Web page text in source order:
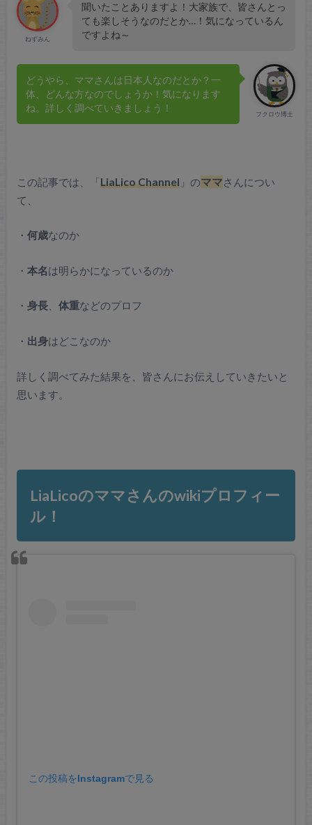
ねずみん
聞いたことありますよ！大家族で、皆さんとっ
ても楽しそうなのだとか…！気になっているん
ですよね～
フクロウ博士
どうやら、ママさんは日本人なのだとか？一
体、どんな方なのでしょうか！気になります
ね。詳しく調べていきましょう！
この記事では、「LiaLico Channel」のママさんについ
て、
・ 何歳なのか
・ 本名は明らかになっているのか
・ 身長、 体重などのプロフ
・ 出身はどこなのか
詳しく調べてみた結果を、皆さんにお伝えしていきたいと
思います。
LiaLicoのママさんのwikiプロフィー
ル！
この投稿をInstagramで見る